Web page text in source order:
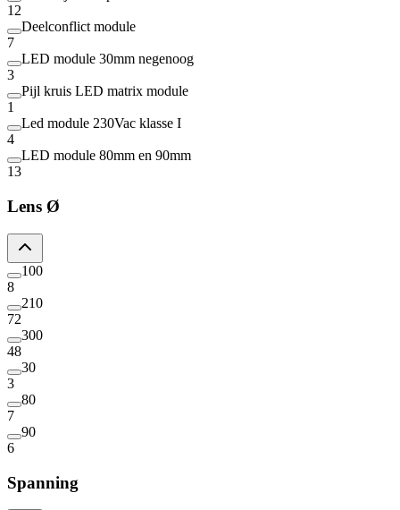
12
Deelconflict module
7
LED module 30mm negenoog
3
Pijl kruis LED matrix module
1
Led module 230Vac klasse I
4
LED module 80mm en 90mm
13
Lens Ø
100
8
210
72
300
48
30
3
80
7
90
6
Spanning